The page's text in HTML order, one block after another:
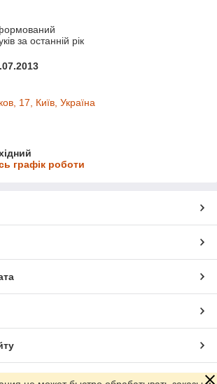
за останній рік
17, Київ, Україна
графік роботи
маркетплейсі Prom.ua